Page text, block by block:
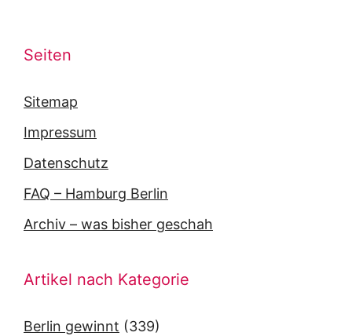
Seiten
Sitemap
Impressum
Datenschutz
FAQ – Hamburg Berlin
Archiv – was bisher geschah
Artikel nach Kategorie
Berlin gewinnt (339)